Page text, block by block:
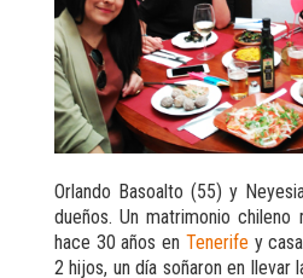
Orlando Basoalto (55) y
dueños. Un matrimonio chileno
hace 30 años en Tenerife y
2 hijos, un día soñaron en llevar